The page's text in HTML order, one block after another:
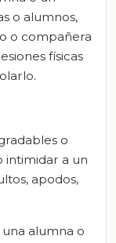
o alumnos,
o compañera
físicas
o
intimidar a un
apodos,
alumna o